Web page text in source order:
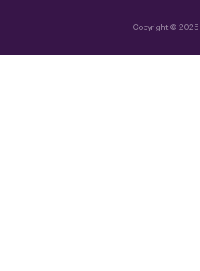
Copyright © 2025